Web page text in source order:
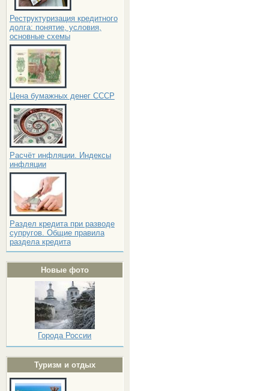
Реструктуризация кредитного
долга: понятие, условия,
основные схемы
Цена бумажных денег СССР
Расчёт инфляции. Индексы
инфляции
Раздел кредита при разводе
супругов. Общие правила
раздела кредита
Новые фото
Города России
Туризм и отдых